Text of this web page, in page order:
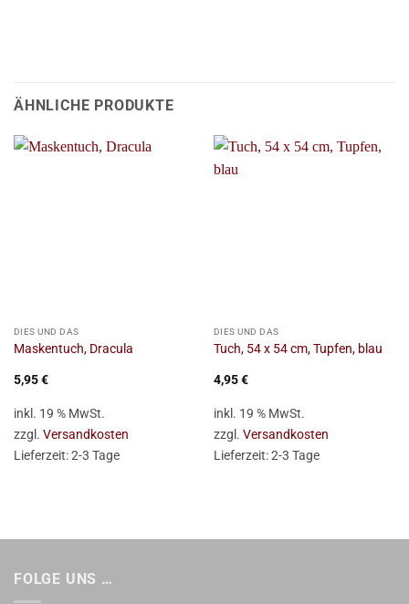
ÄHNLICHE PRODUKTE
DIES UND DAS
Maskentuch, Dracula
5,95€
inkl. 19 % MwSt.
zzgl. Versandkosten
Lieferzeit:2-3 Tage
DIES UND DAS
Tuch, 54 x 54 cm, Tupfen, blau
4,95€
inkl. 19 % MwSt.
zzgl. Versandkosten
Lieferzeit:2-3 Tage
FOLGE UNS …